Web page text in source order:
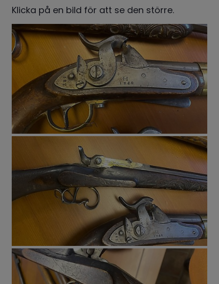
Klicka på en bild för att se den större.